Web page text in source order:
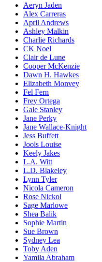
Aeryn Jaden
Alex Carreras
April Andrews
Ashley Malkin
Charlie Richards
CK Noel
Clair de Lune
Cooper McKenzie
Dawn H. Hawkes
Elizabeth Monvey
Fel Fern
Frey Ortega
Gale Stanley
Jane Perky
Jane Wallace-Knight
Jess Buffett
Jools Louise
Keely Jakes
L.A. Witt
L.D. Blakeley
Lynn Tyler
Nicola Cameron
Rose Nickol
Sage Marlowe
Shea Balik
Sophie Martin
Sue Brown
Sydney Lea
Toby Aden
Yamila Abraham